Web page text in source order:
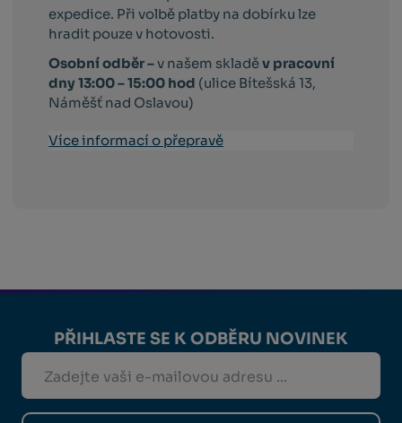
expedice. Při volbě platby na dobírku lze
hradit pouze v hotovosti.
Osobní odběr –v našem skladěv pracovní
dny 13:00 – 15:00 hod (ulice Bítešská 13,
Náměšť nad Oslavou)
Více informací o přepravě
PŘIHLASTE SE K ODBĚRU NOVINEK